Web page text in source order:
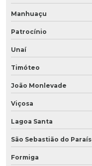
Manhuaçu
Patrocínio
Unaí
Timóteo
João Monlevade
Viçosa
Lagoa Santa
São Sebastião do
Formiga